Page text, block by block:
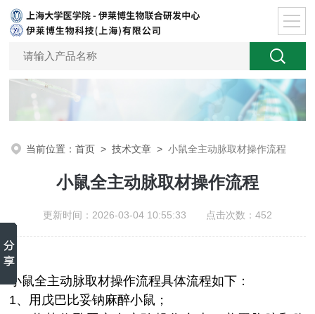
当前位置：首页 >技术文章 >小鼠全主动脉取材操作流程
小鼠全主动脉取材操作流程
更新时间：2026-03-04 10:55:33 点击次数：452
小鼠全主动脉取材操作流程具体流程如下：
1、 用戊巴比妥钠麻醉小鼠；